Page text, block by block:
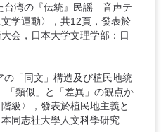
台湾の『伝統』民謡―音声テ
学運動〉，共12頁，發表於
会，日本大学文理学部：日
の「同文」構造及び植民地統
類似」と「差異」の観点か
級〉，發表於植民地主義と
同志社大學人文科學研究